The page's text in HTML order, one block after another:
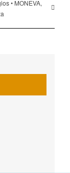
• MONEVA,